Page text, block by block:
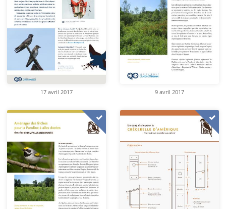
17 avril 2017 9 avril 2017